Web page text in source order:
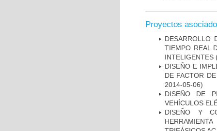
Proyectos
DESARROLLO
TIEMPO REAL
INTELIGENTES
DISEÑO E
DE FACTOR
2014-05-06)
DISEÑO DE
VEHÍCULOS
DISEÑO Y